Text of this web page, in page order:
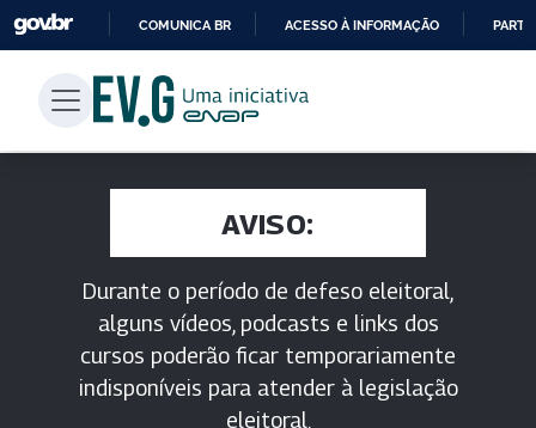
PARA
CONTEÚDO
COMUNICA BR ACESSO À INFORMAÇÃO
AVISO:
Durante o período de defeso eleitoral,
alguns vídeos, podcasts e links dos
cursos poderão ficar temporariamente
indisponíveis para atender à legislação
eleitoral.